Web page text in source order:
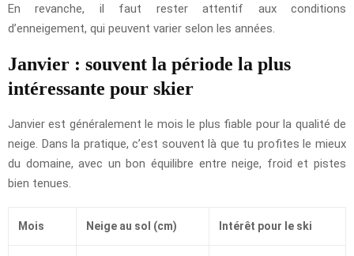
En revanche, il faut rester attentif aux conditions
d’enneigement, qui peuvent varier selon les années.
Janvier : souvent la période la plus
intéressante pour skier
Janvier est généralement le mois le plus fiable pour la qualité de
neige. Dans la pratique, c’est souvent là que tu profites le mieux
du domaine, avec un bon équilibre entre neige, froid et pistes
bien tenues.
Mois Neige au sol (cm) Intérêt pour le ski